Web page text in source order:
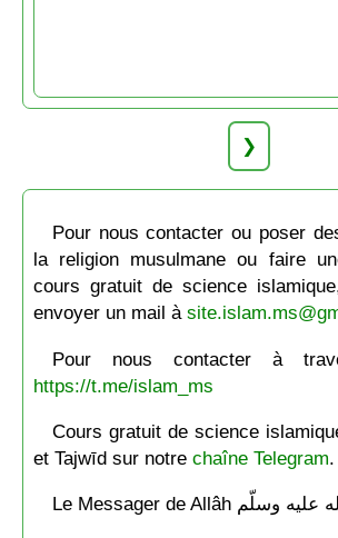
❯
Pour nous contacter ou poser
la religion musulmane ou faire
cours gratuit de science
envoyer un mail à
Pour nous contacter à
https://t.me/islam_ms
Cours gratuit de science
et Tajwīd sur notre chaîne Telegram.